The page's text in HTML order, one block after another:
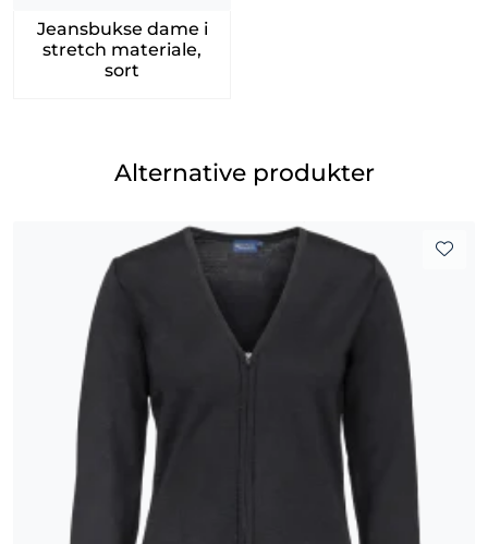
Jeansbukse dame i
stretch materiale,
sort
Alternative produkter